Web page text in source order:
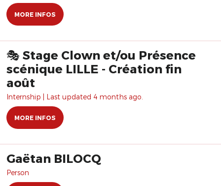
MORE INFOS
🎭 Stage Clown et/ou Présence
scénique LILLE - Création fin
août
Internship | Last updated 4 months ago.
MORE INFOS
Gaëtan BILOCQ
Person